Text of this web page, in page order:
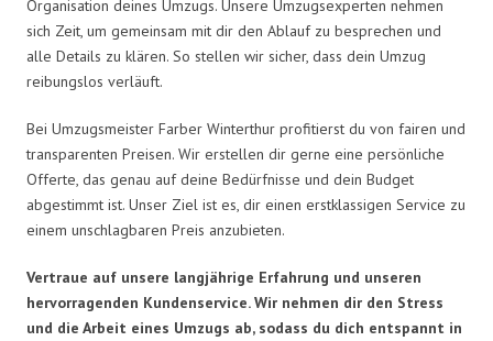
Organisation deines Umzugs. Unsere Umzugsexperten nehmen
sich Zeit, um gemeinsam mit dir den Ablauf zu besprechen und
alle Details zu klären. So stellen wir sicher, dass dein Umzug
reibungslos verläuft.
Bei Umzugsmeister Farber Winterthur profitierst du von fairen und
transparenten Preisen. Wir erstellen dir gerne eine persönliche
Offerte, das genau auf deine Bedürfnisse und dein Budget
abgestimmt ist. Unser Ziel ist es, dir einen erstklassigen Service zu
einem unschlagbaren Preis anzubieten.
Vertraue auf unsere langjährige Erfahrung und unseren
hervorragenden Kundenservice. Wir nehmen dir den Stress
und die Arbeit eines Umzugs ab, sodass du dich entspannt in